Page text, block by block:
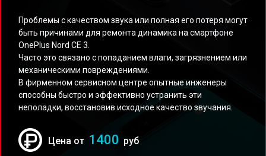
Проблемы с качеством звука или полная его потеря могут
быть причинами для ремонта динамика на смартфоне
OnePlus Nord CE 3.
Часто это связано с попаданием влаги, загрязнением или
механическими повреждениями.
В фирменном сервисном центре опытные инженеры
способны быстро и эффективно устранить эти
неполадки, восстановив исходное качество звучания.
Цена от 1400 руб